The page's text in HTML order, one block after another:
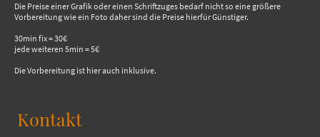
Die Preise einer Grafik oder einen Schriftzuges bedarf nicht so eine größere
Vorbereitung wie ein Foto daher sind die Preise hierfür Günstiger.
30min fix = 30€
jede weiteren 5min = 5€
Die Vorbereitung ist hier auch inklusive.
Kontakt